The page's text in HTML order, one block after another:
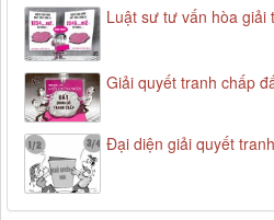
Luật sư tư vấn hòa giải
Giải quyết tranh chấp
Đại diện giải quyết